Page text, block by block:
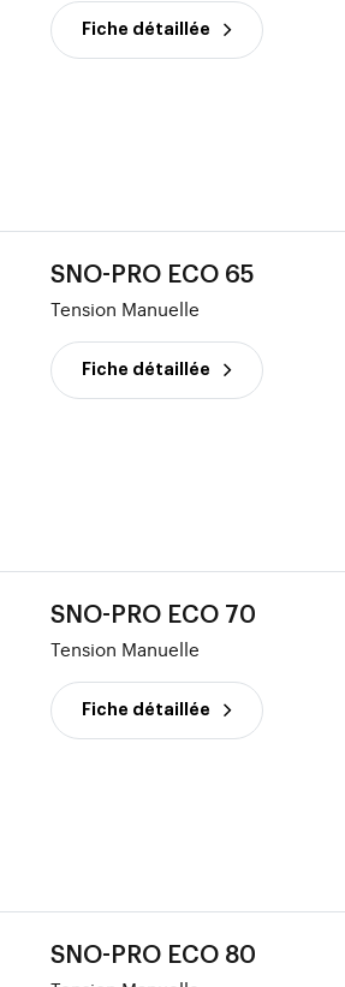
Fiche détaillée
SNO-PRO ECO 65
Tension Manuelle
Fiche détaillée
SNO-PRO ECO 70
Tension Manuelle
Fiche détaillée
SNO-PRO ECO 80